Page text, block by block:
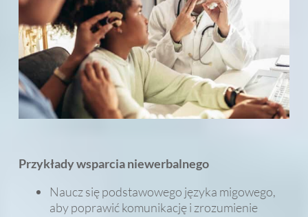
Przykłady wsparcia niewerbalnego
Naucz się podstawowego języka migowego,
aby poprawić komunikację i zrozumienie